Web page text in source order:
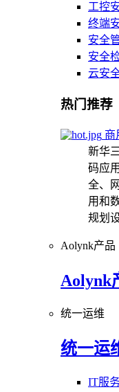
工控
终端
安全
安全
云安
热门推荐
商
新华
码应
全、
用和
规划
Aolynk产品
Aolynk
统一运维
统一运
IT服